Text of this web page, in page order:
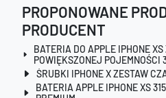
PROPONOWANE
PRODUCENT
BATERIA DO APPLE IPHONE
POWIĘKSZONEJ POJEMNOŚCI
ŚRUBKI IPHONE X ZESTAW
BATERIA APPLE IPHONE XS